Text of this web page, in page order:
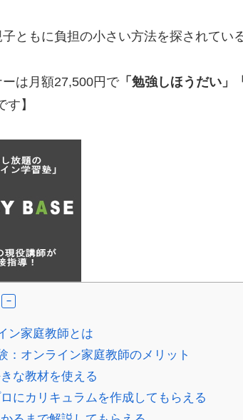
ともに負担の小さい方法を探されてい
ーは月額27,500円で「勉強しほうだい」
】
ン家庭教師とは
：オンライン家庭教師のメリット
な教材を使える
にカリキュラムを作成してもらえる